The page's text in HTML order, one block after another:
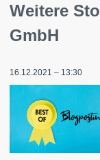
Weitere
GmbH
16.12.2021 – 13:30